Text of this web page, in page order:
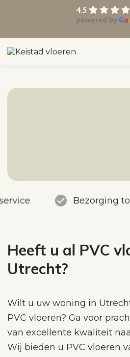
4.5
powered by Go
Bezorging
Heeft u al PVC
Utrecht?
Wilt u uw woning in
PVC vloeren? Ga voor
van excellente kwaliteit
Wij bieden u PVC vloeren